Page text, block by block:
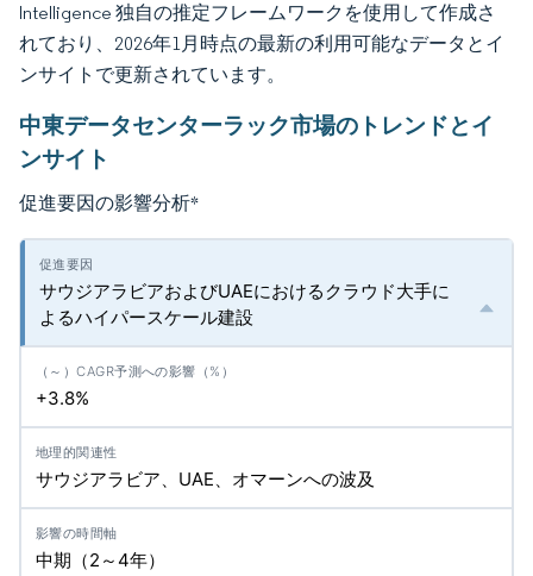
Intelligence 独自の推定フレームワークを使用して作成さ
れており、2026年1月時点の最新の利用可能なデータとイ
ンサイトで更新されています。
中東データセンターラック市場のトレンドとイ
ンサイト
促進要因の影響分析*
サウジアラビアおよびUAEにおけるクラウド大手に
よるハイパースケール建設
+3.8%
サウジアラビア、UAE、オマーンへの波及
中期（2～4年）